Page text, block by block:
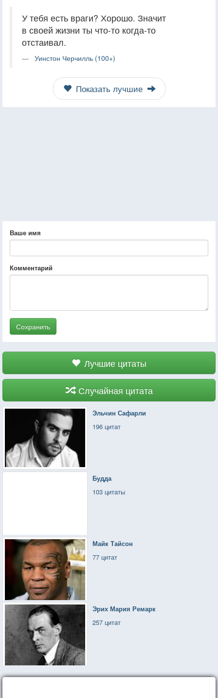
У тебя есть враги? Хорошо. Значит
в своей жизни ты что-то когда-то
отстаивал.
Уинстон Черчилль (100+)
Показать лучшие
Ваше имя
Комментарий
Сохранить
Лучшие цитаты
Случайная цитата
Эльчин Сафарли
196 цитат
Будда
103 цитаты
Майк Тайсон
77 цитат
Эрих Мария Ремарк
257 цитат